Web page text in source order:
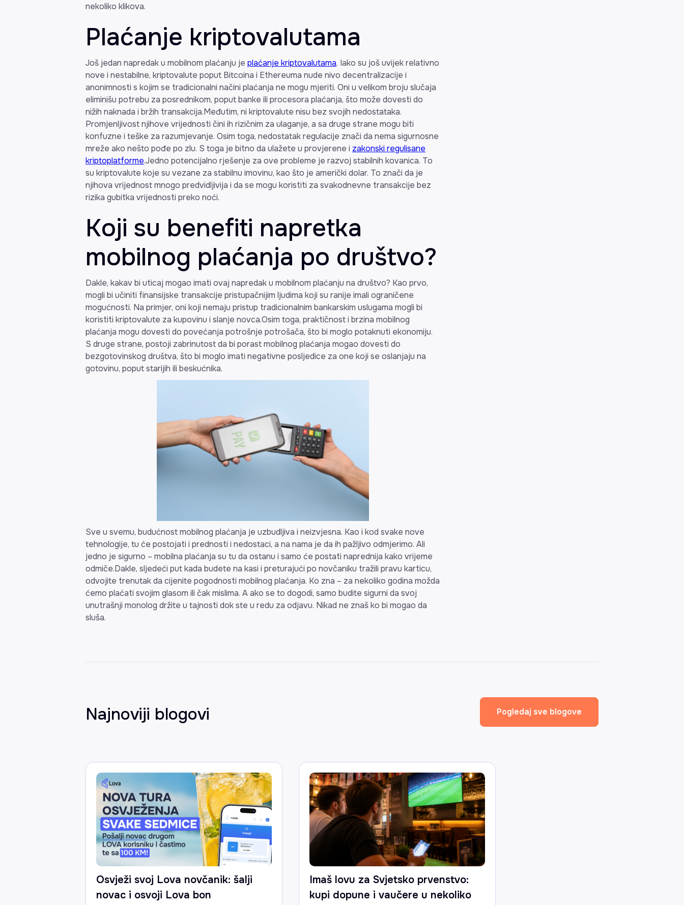
nekoliko klikova.
Plaćanje kriptovalutama
Još jedan napredak u mobilnom plaćanju je plaćanje kriptovalutama. Iako su još uvijek relativno
nove i nestabilne, kriptovalute poput Bitcoina i Ethereuma nude nivo decentralizacije i
anonimnosti s kojim se tradicionalni načini plaćanja ne mogu mjeriti. Oni u velikom broju slučaja
eliminišu potrebu za posrednikom, poput banke ili procesora plaćanja, što može dovesti do
nižih naknada i bržih transakcija.Međutim, ni kriptovalute nisu bez svojih nedostataka.
Promjenljivost njihove vrijednosti čini ih rizičnim za ulaganje, a sa druge strane mogu biti
konfuzne i teške za razumjevanje. Osim toga, nedostatak regulacije znači da nema sigurnosne
mreže ako nešto pođe po zlu. S toga je bitno da ulažete u provjerene i zakonski regulisane
kriptoplatforme.Jedno potencijalno rješenje za ove probleme je razvoj stabilnih kovanica. To
su kriptovalute koje su vezane za stabilnu imovinu, kao što je američki dolar. To znači da je
njihova vrijednost mnogo predvidljivija i da se mogu koristiti za svakodnevne transakcije bez
rizika gubitka vrijednosti preko noći.
Koji su benefiti napretka
mobilnog plaćanja po društvo?
Dakle, kakav bi uticaj mogao imati ovaj napredak u mobilnom plaćanju na društvo? Kao prvo,
mogli bi učiniti finansijske transakcije pristupačnijim ljudima koji su ranije imali ograničene
mogućnosti. Na primjer, oni koji nemaju pristup tradicionalnim bankarskim uslugama mogli bi
koristiti kriptovalute za kupovinu i slanje novca.Osim toga, praktičnost i brzina mobilnog
plaćanja mogu dovesti do povećanja potrošnje potrošača, što bi moglo potaknuti ekonomiju.
S druge strane, postoji zabrinutost da bi porast mobilnog plaćanja mogao dovesti do
bezgotovinskog društva, što bi moglo imati negativne posljedice za one koji se oslanjaju na
gotovinu, poput starijih ili beskućnika.
Sve u svemu, budućnost mobilnog plaćanja je uzbudljiva i neizvjesna. Kao i kod svake nove
tehnologije, tu će postojati i prednosti i nedostaci, a na nama je da ih pažljivo odmjerimo. Ali
jedno je sigurno – mobilna plaćanja su tu da ostanu i samo će postati naprednija kako vrijeme
odmiče.Dakle, sljedeći put kada budete na kasi i preturajući po novčaniku tražili pravu karticu,
odvojite trenutak da cijenite pogodnosti mobilnog plaćanja. Ko zna – za nekoliko godina možda
ćemo plaćati svojim glasom ili čak mislima. A ako se to dogodi, samo budite sigurni da svoj
unutrašnji monolog držite u tajnosti dok ste u redu za odjavu. Nikad ne znaš ko bi mogao da
sluša.
Najnoviji blogovi Pogledaj sve blogove
Osvježi svoj Lova novčanik: šalji
novac i osvoji Lova bon
Imaš lovu za Svjetsko prvenstvo:
kupi dopune i vaučere u nekoliko